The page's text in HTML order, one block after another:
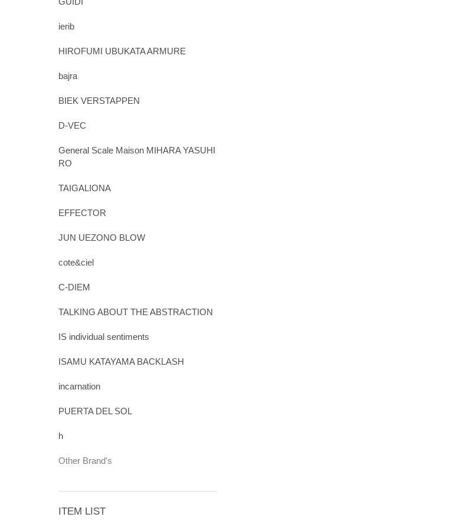
ierib
HIROFUMI UBUKATA ARMURE
bajra
BIEK VERSTAPPEN
D-VEC
General Scale Maison MIHARA YASUHI
RO
TAIGALIONA
EFFECTOR
JUN UEZONO BLOW
cote&ciel
C-DIEM
TALKING ABOUT THE ABSTRACTION
IS individual sentiments
ISAMU KATAYAMA BACKLASH
incarnation
PUERTA DEL SOL
h
Other Brand's
ITEM LIST